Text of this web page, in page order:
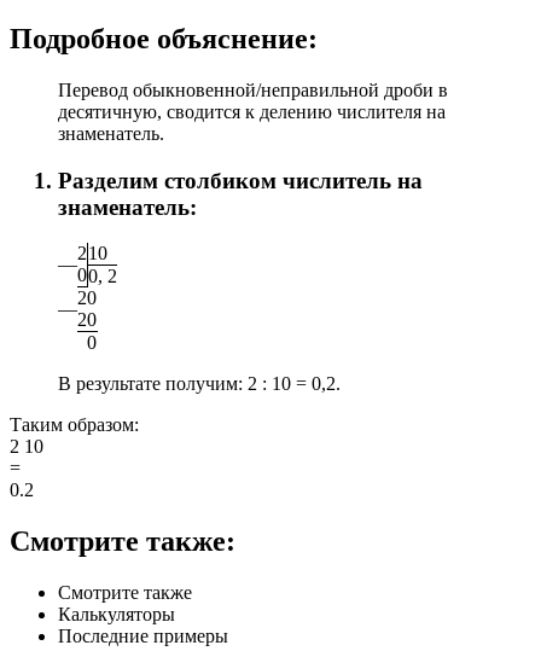
Подробное объяснение:
Перевод обыкновенной/неправильной дроби в
десятичную, сводится к делению числителя на
знаменатель.
Разделим столбиком числитель на
знаменатель:
—
210
00, 2
—
20
20
0
В результате получим: 2 : 10 = 0,2.
Таким образом:
2 10
=
0.2
Смотрите также:
Смотрите также
Калькуляторы
Последние примеры